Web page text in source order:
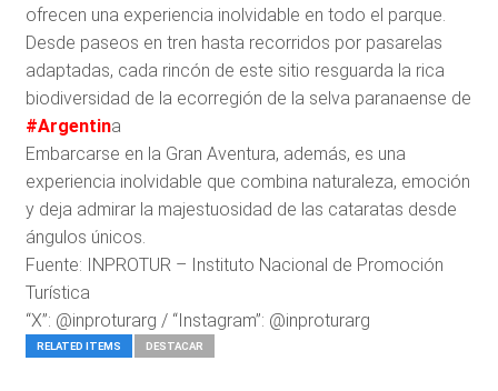
ofrecen una experiencia inolvidable en todo el parque.
Desde paseos en tren hasta recorridos por pasarelas
adaptadas, cada rincón de este sitio resguarda la rica
biodiversidad de la ecorregión de la selva paranaense de
#Argentina
Embarcarse en la Gran Aventura, además, es una
experiencia inolvidable que combina naturaleza, emoción
y deja admirar la majestuosidad de las cataratas desde
ángulos únicos.
Fuente: INPROTUR – Instituto Nacional de Promoción
Turística
“X”: @inproturarg / “Instagram”: @inproturarg
RELATED ITEMS DESTACAR